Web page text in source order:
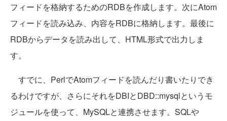
フィードを格納するためのRDBを作成します。次にAtom
フィードを読み込み、内容をRDBに格納します。最後に
RDBからデータを読み出して、HTML形式で出力しま
す。
すでに、PerlでAtomフィードを読んだり書いたりでき
るわけですが、さらにそれをDBIとDBD::mysqlというモ
ジュールを使って、MySQLと連携させます。SQLや